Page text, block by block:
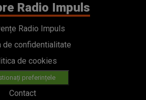
Radio Impuls
Radio Impuls
de confidentialitate
de cookies
preferințele
Contact